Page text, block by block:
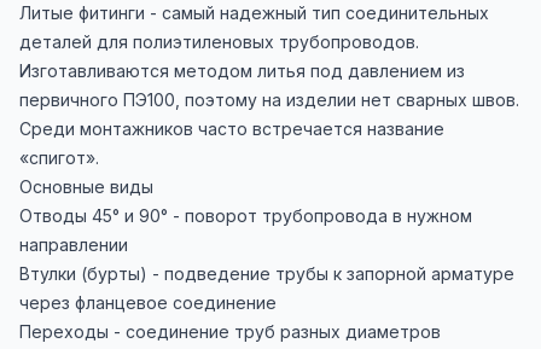
Литые фитинги - самый надежный тип соединительных
деталей для полиэтиленовых трубопроводов.
Изготавливаются методом литья под давлением из
первичного ПЭ100, поэтому на изделии нет сварных швов.
Среди монтажников часто встречается название
«спигот».
Основные виды
Отводы 45° и 90° - поворот трубопровода в нужном
направлении
Втулки (бурты) - подведение трубы к запорной арматуре
через фланцевое соединение
Переходы - соединение труб разных диаметров